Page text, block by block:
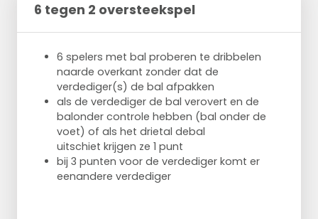
6 tegen 2 oversteekspel
6 spelers met bal proberen te dribbelen
naarde overkant zonder dat de
verdediger(s) de bal afpakken
als de verdediger de bal verovert en de
balonder controle hebben (bal onder de
voet) of als het drietal debal
uitschiet krijgen ze 1 punt
bij 3 punten voor de verdediger komt er
eenandere verdediger